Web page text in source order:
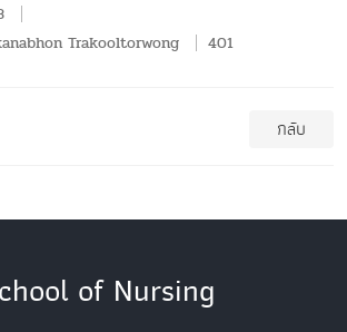
Trakooltorwong 401
กลับ
of Nursing